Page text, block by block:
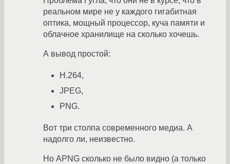
реальном мире не у каждого гигабитная
оптика, мощный процессор, куча памяти и
облачное хранилище на сколько хочешь.
А вывод простой:
H.264,
JPEG,
PNG.
Вот три столпа современного медиа. А
надолго ли, неизвестно.
Но APNG сколько не было видно (а только